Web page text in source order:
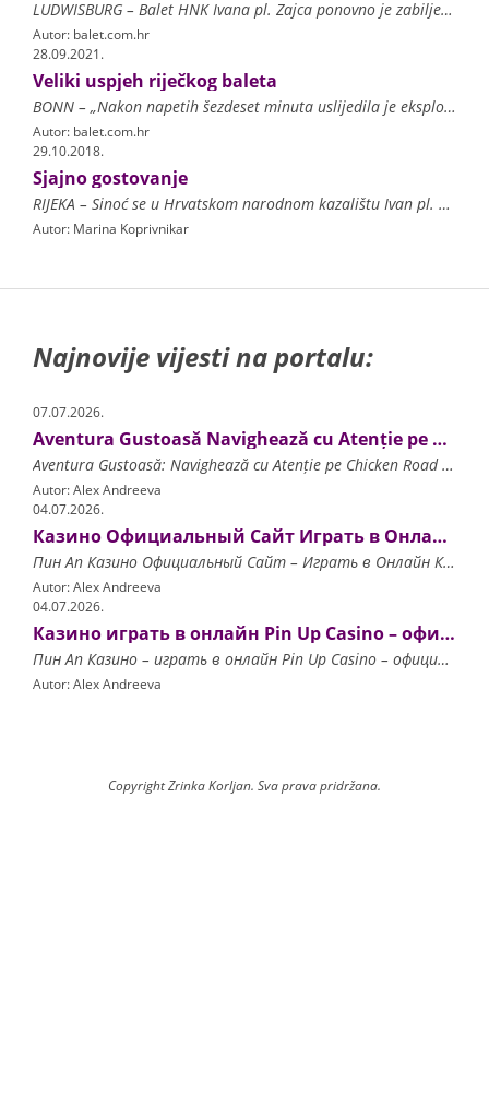
LUDWISBURG – Balet HNK Ivana pl. Zajca ponovno je zabilježio značajno međunarodno gostovanje i još jedan veliki uspjeh pred inozemnom publikom: u njemačkom su Ludwigsburgu 12
Autor: balet.com.hr
28.09.2021.
Veliki uspjeh riječkog baleta
BONN – „Nakon napetih šezdeset minuta uslijedila je eksplozija pljeska publike oduševljene izvrsnim ansamblom“, zaključuje u svom tekstu General-Azeiger, najtiražniji dnevni
Autor: balet.com.hr
29.10.2018.
Sjajno gostovanje
RIJEKA – Sinoć se u Hrvatskom narodnom kazalištu Ivan pl. Zajc u Rijeci plesalo mnogo jezika. Večer je bila posvećena gostima pod nazivom „EuropaBallett“ iz austrijskog grada
Autor: Marina Koprivnikar
Najnovije vijesti na portalu:
07.07.2026.
Aventura Gustoasă Navighează cu Atenție pe Chicken Road și Multiplică-ți Câștigurile la Fiecare Pas!
Aventura Gustoasă: Navighează cu Atenție pe Chicken Road și Multiplică-ți Câștigurile la Fiecare Pas! Principiile de Funcționare ale Chicken Road Strategii de Joc și Gestionarea Ri
Autor: Alex Andreeva
04.07.2026.
Казино Официальный Сайт Играть в Онлайн Казино Pin Up.6278
Пин Ап Казино Официальный Сайт – Играть в Онлайн Казино Pin Up
Autor: Alex Andreeva
04.07.2026.
Казино играть в онлайн Pin Up Casino – официальный сайт.3052
Пин Ап Казино – играть в онлайн Pin Up Casino – официальный сайт
Autor: Alex Andreeva
Copyright Zrinka Korljan. Sva prava pridržana.